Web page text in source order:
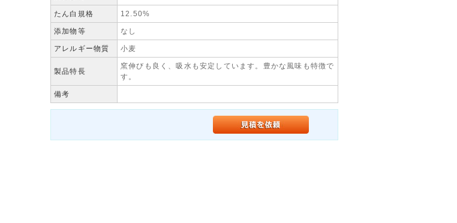
たん白規格 12.50%
添加物等 なし
アレルギー物質 小麦
製品特長
窯伸びも良く、吸水も安定しています。豊かな風味も特徴で
す。
備考